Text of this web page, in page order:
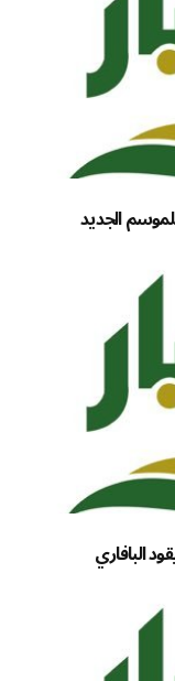
الجديد
البافاري